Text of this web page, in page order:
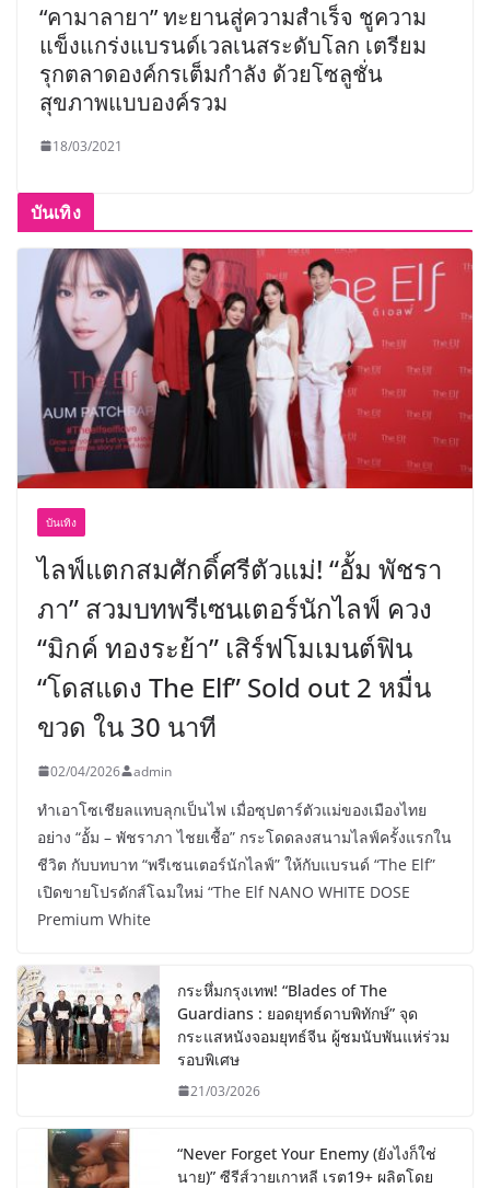
“คามาลายา” ทะยานสู่ความสำเร็จ ชูความ
แข็งแกร่งแบรนด์เวลเนสระดับโลก เตรียม
รุกตลาดองค์กรเต็มกำลัง ด้วยโซลูชั่น
สุขภาพแบบองค์รวม
18/03/2021
บันเทิง
บันเทิง
ไลฟ์แตกสมศักดิ์ศรีตัวแม่! “อั้ม พัชรา
ภา” สวมบทพรีเซนเตอร์นักไลฟ์ ควง
“มิกค์ ทองระย้า” เสิร์ฟโมเมนต์ฟิน
“โดสแดง The Elf” Sold out 2 หมื่น
ขวด ใน 30 นาที
02/04/2026 admin
ทำเอาโซเชียลแทบลุกเป็นไฟ เมื่อซุปตาร์ตัวแม่ของเมืองไทย
อย่าง “อั้ม – พัชราภา ไชยเชื้อ” กระโดดลงสนามไลฟ์ครั้งแรกใน
ชีวิต กับบทบาท “พรีเซนเตอร์นักไลฟ์” ให้กับแบรนด์ “The Elf”
เปิดขายโปรดักส์โฉมใหม่ “The Elf NANO WHITE DOSE
Premium White
กระหึ่มกรุงเทพ! “Blades of The
Guardians : ยอดยุทธ์ดาบพิทักษ์” จุด
กระแสหนังจอมยุทธ์จีน ผู้ชมนับพันแห่ร่วม
รอบพิเศษ
21/03/2026
“Never Forget Your Enemy (ยังไงก็ใช่
นาย)” ซีรีส์วายเกาหลี เรต19+ ผลิตโดย